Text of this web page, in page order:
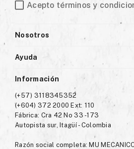
Acepto términos y
Nosotros
Ayuda
Información
(+57) 3118345352
(+604) 372 2000 Ext: 110
Fábrica: Cra 42 No 33 -173
Autopista sur, Itagüí - Colombia
Razón social completa: MU